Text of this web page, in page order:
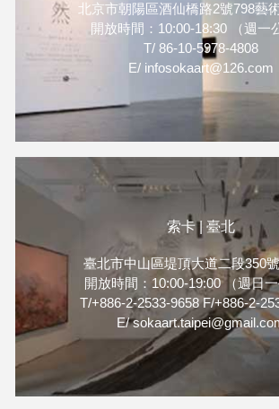
北京市朝陽區酒仙橋路2號798藝
開放時間：10:00-18:30 （週一
T/ 86-10-5978-4808
E/ infosokaart@126.com
索卡 | 臺北
臺北市中山區堤頂大道二段350
開放時間：10:00-19:00 （週日
T/+886-2-2533-9658 F/+886-2-
E/